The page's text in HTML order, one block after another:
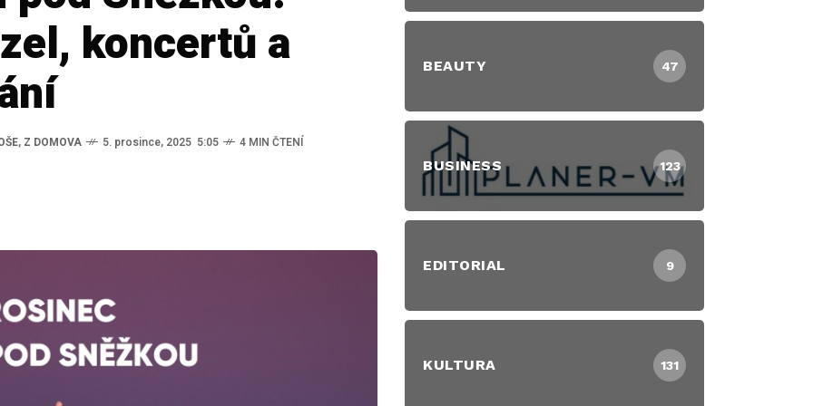
koncertů a
, Z DOMOVA 5. prosince, 2025 5:05 4 MIN ČTENÍ
BEAUTY 47
BUSINESS 123
EDITORIAL 9
KULTURA 131